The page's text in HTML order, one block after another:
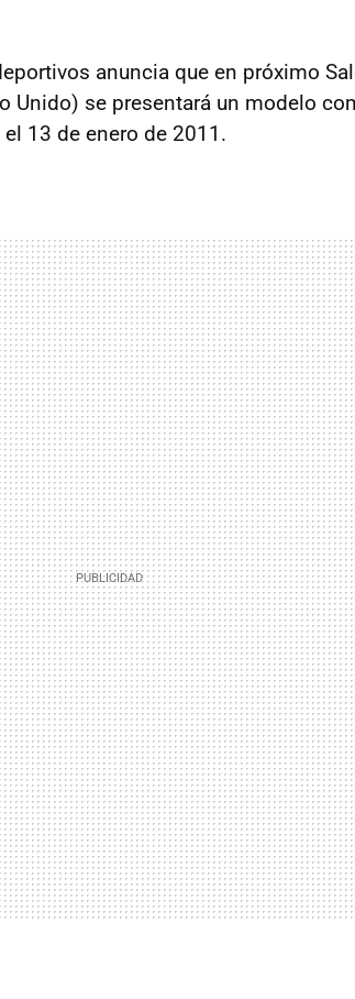
anuncia que en próximo
Unido) se presentará un modelo
13 de enero de 2011.